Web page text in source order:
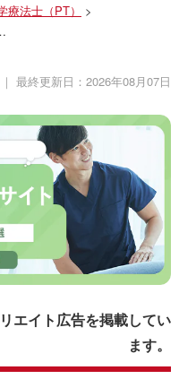
療法士（PT）
>
｜ 最終更新日：2026年08月07日
エイト広告を掲載してい
ます。